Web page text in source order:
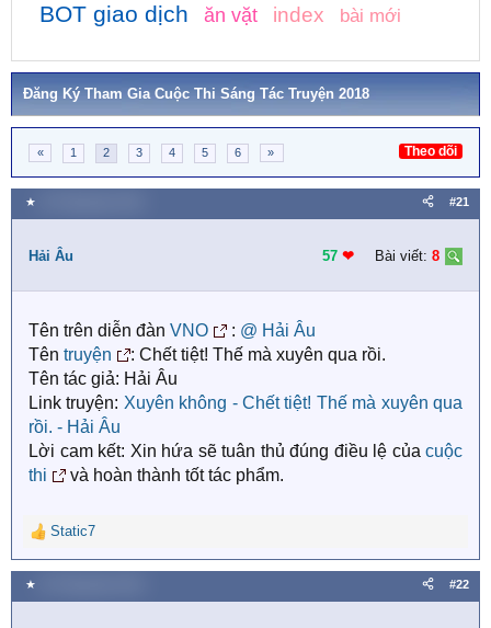
BOT giao dịch ăn vặt index bài mới
Đăng Ký Tham Gia Cuộc Thi Sáng Tác Truyện 2018
« 1 2 3 4 5 6 » Theo dõi
★ #21
Hải Âu 57 ❤︎ Bài viết: 8
Tên trên diễn đàn VNO : @ Hải Âu
Tên truyện
: Chết tiệt! Thế mà xuyên qua rồi.
Tên tác giả: Hải Âu
Link truyện: Xuyên không - Chết tiệt! Thế mà xuyên qua
rồi. - Hải Âu
Lời cam kết: Xin hứa sẽ tuân thủ đúng điều lệ của cuộc
thi
và hoàn thành tốt tác phẩm.
R
e
a
c
Static7
★ #22